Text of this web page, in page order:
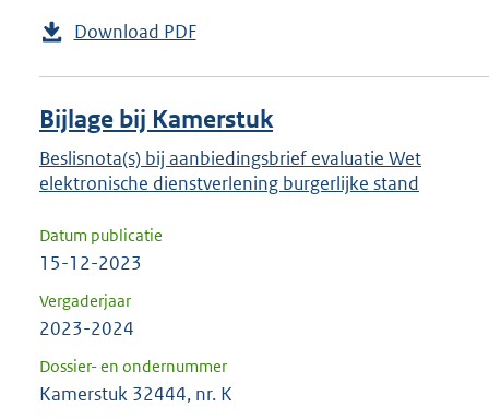
Download PDF
Bijlage bij Kamerstuk
Beslisnota(s) bij aanbiedingsbrief evaluatie Wet
elektronische dienstverlening burgerlijke stand
Datum publicatie
15-12-2023
Vergaderjaar
2023-2024
Dossier- en ondernummer
Kamerstuk 32444, nr. K